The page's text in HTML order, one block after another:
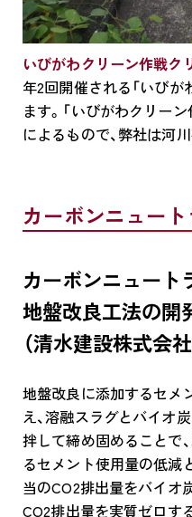
いびがわクリーン作戦ク
年2回開催される「いび
ます。「いびがわクリー
によるもので、弊社は河
カーボンニュー
カーボンニュート
地盤改良工法の開
（清水建設株式会
地盤改良に添加するセメ
え、溶融スラグとバイオ
拌して締め固めることで
るセメント使用量の低減
当のCO2排出量をバイオ
CO2排出量を実質ゼロす